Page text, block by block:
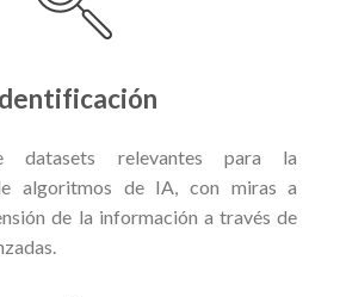
datasets relevantes para la
algoritmos de IA, con miras a
de la información a través de